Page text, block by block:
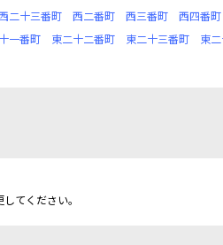
二十三番町 西二番町 西三番町 西四番町
一番町 東二十二番町 東二十三番町 東
てください。